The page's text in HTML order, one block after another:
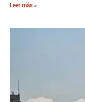
Leer más »